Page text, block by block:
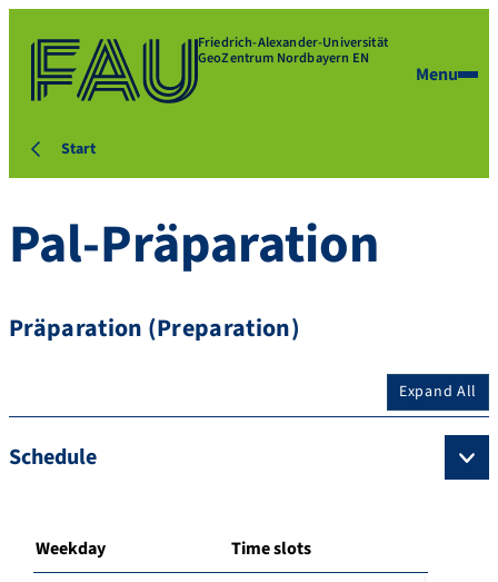
Friedrich-Alexander-Universität
GeoZentrum Nordbayern EN
Menu
Start
Pal-Präparation
Präparation (Preparation)
Expand All
Schedule
Weekday Time slots